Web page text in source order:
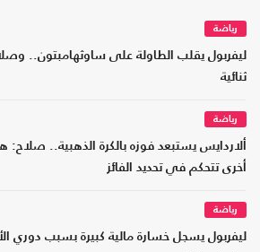
رياضة
ليفربول يقلب الطاولة على ساوثهامبتون..
ثنائية
رياضة
ألاردايس يستبعد فوزه بالكرة الذهبية.. صلاح:
أخرى تتحكم في تحديد الفائز
رياضة
ليفربول يسجل خسارة مالية كبيرة بسبب دوري